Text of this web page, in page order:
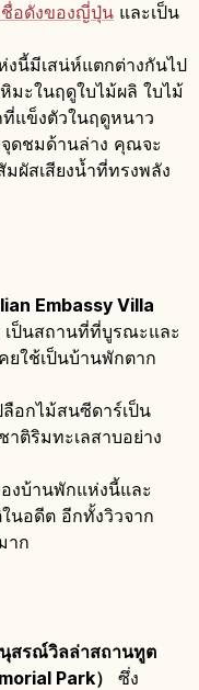
อดังของญี่ปุ่น และเป็น
นี้มีเสน่ห์แตกต่างกันไป
มะในฤดูใบไม้ผลิ ใบไม้
แข็งตัวในฤดูหนาว
ดชมด้านล่าง คุณจะ
ผัสเสียงน้ำที่ทรงพลัง
Embassy Villa
เป็นสถานที่ที่บูรณะและ
ยใช้เป็นบ้านพักตาก
อกไม้สนซีดาร์เป็น
ติริมทะเลสาบอย่าง
งบ้านพักแห่งนี้และ
นอดีต อีกทั้งวิวจาก
าก
สรณ์วิลล่าสถานทูต
Park）
ซึ่ง